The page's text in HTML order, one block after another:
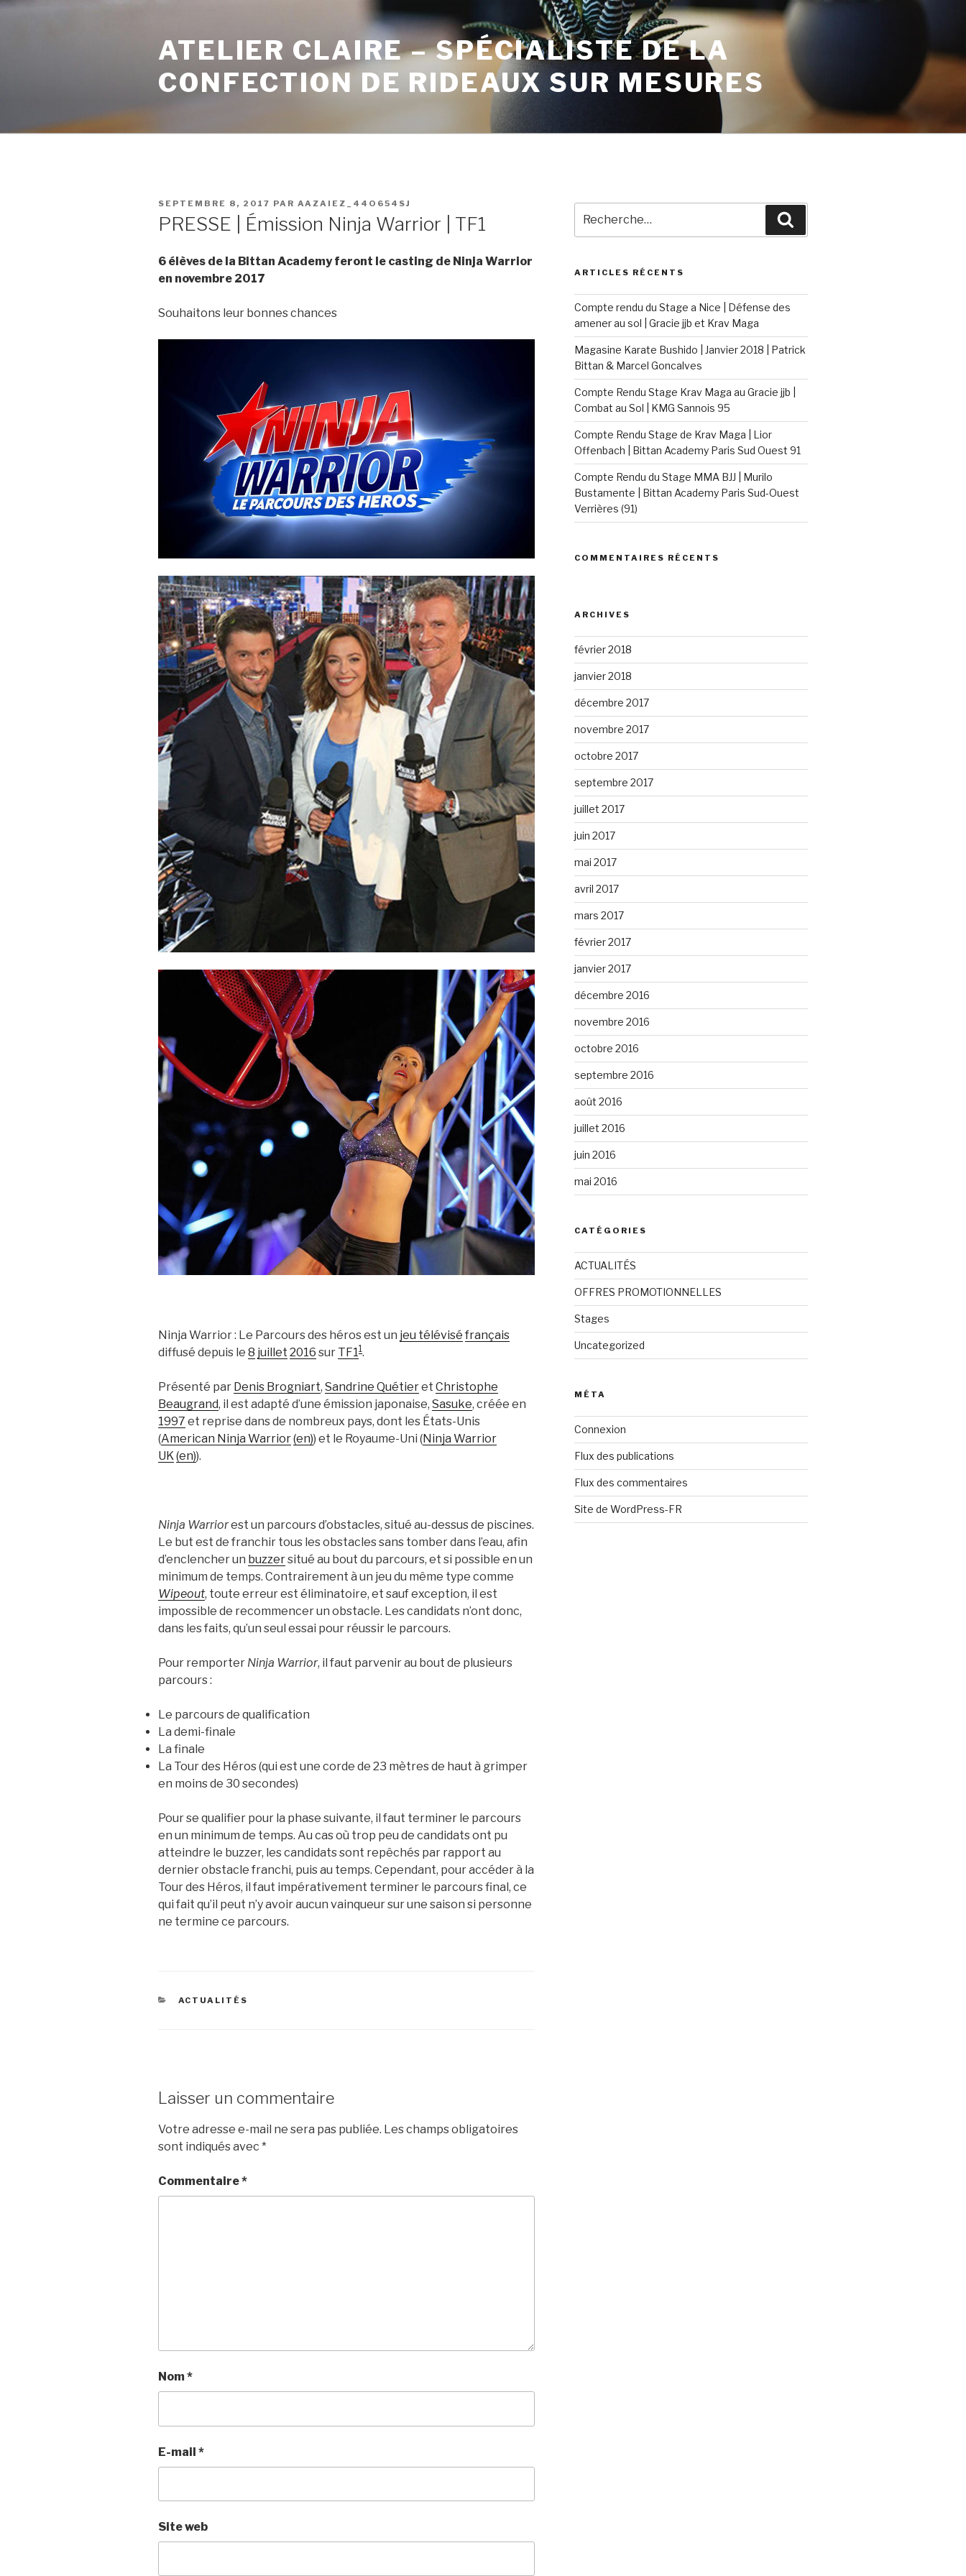
ATELIER CLAIRE – SPÉCIALISTE DE LA
CONFECTION DE RIDEAUX SUR MESURES
SEPTEMBRE 8, 2017 PAR AAZAIEZ_44O654SJ
PRESSE | Émission Ninja Warrior | TF1
6 élèves de la Bittan Academy feront le casting de Ninja Warrior
en novembre 2017
Souhaitons leur bonnes chances
Ninja Warrior: Le Parcours des héros est un jeu télévisé français
diffusé depuis le 8 juillet 2016 sur TF11.
Présenté par Denis Brogniart, Sandrine Quétieret Christophe
Beaugrand, il est adapté d’une émission japonaise, Sasuke, créée en
1997 et reprise dans de nombreux pays, dont les États-Unis
(American Ninja Warrior(en)) et le Royaume-Uni (Ninja Warrior
UK(en)).
Ninja Warriorest un parcours d’obstacles, situé au-dessus de piscines.
Le but est de franchir tous les obstacles sans tomber dans l’eau, afin
d’enclencher un buzzersitué au bout du parcours, et si possible en un
minimum de temps. Contrairement à un jeu du même type comme
Wipeout, toute erreur est éliminatoire, et sauf exception, il est
impossible de recommencer un obstacle. Les candidats n’ont donc,
dans les faits, qu’un seul essai pour réussir le parcours.
Pour remporter Ninja Warrior, il faut parvenir au bout de plusieurs
parcours :
Le parcours de qualification
La demi-finale
La finale
La Tour des Héros (qui est une corde de 23 mètresde haut à grimper
en moins de 30 secondes)
Pour se qualifier pour la phase suivante, il faut terminer le parcours
en un minimum de temps. Au cas où trop peu de candidats ont pu
atteindre le buzzer, les candidats sont repêchés par rapport au
dernier obstacle franchi, puis au temps. Cependant, pour accéder à la
Tour des Héros, il faut impérativement terminer le parcours final, ce
qui fait qu’il peut n’y avoir aucun vainqueur sur une saison si personne
ne termine ce parcours.
ACTUALITÉS
Laisser un commentaire
Votre adresse e-mail ne sera pas publiée. Les champs obligatoires
sont indiqués avec *
Commentaire*
Nom*
E-mail *
Site web
ARTICLES RÉCENTS
Compte rendu du Stage a Nice | Défense des
amener au sol | Gracie jjb et Krav Maga
Magasine Karate Bushido | Janvier 2018 | Patrick
Bittan & Marcel Goncalves
Compte Rendu Stage Krav Maga au Gracie jjb |
Combat au Sol | KMG Sannois 95
Compte Rendu Stage de Krav Maga | Lior
Offenbach | Bittan Academy Paris Sud Ouest 91
Compte Rendu du Stage MMA BJJ | Murilo
Bustamente | Bittan Academy Paris Sud-Ouest
Verrières (91)
COMMENTAIRES RÉCENTS
ARCHIVES
février 2018
janvier 2018
décembre 2017
novembre 2017
octobre 2017
septembre 2017
juillet 2017
juin 2017
mai 2017
avril 2017
mars 2017
février 2017
janvier 2017
décembre 2016
novembre 2016
octobre 2016
septembre 2016
août 2016
juillet 2016
juin 2016
mai 2016
CATÉGORIES
ACTUALITÉS
OFFRES PROMOTIONNELLES
Stages
Uncategorized
MÉTA
Connexion
Flux des publications
Flux des commentaires
Site de WordPress-FR